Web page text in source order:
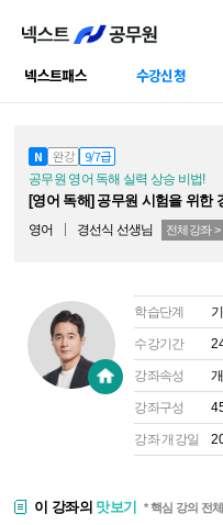
넥스트패스 수강신청
N 완강 9/7급
공무원 영어 독해 실력 상승 비법!
[영어 독해] 공무원 시험을 위한
영어 경선식 선생님 전체강좌 >
학습단계
수강기간
강좌속성
강좌구성
강좌 개강일
이 강좌의 맛보기 * 핵심 강의 전